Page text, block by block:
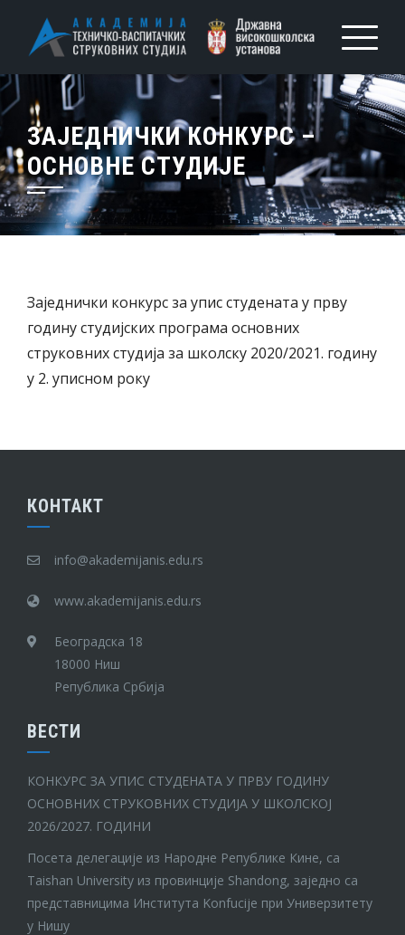
ЗАЈЕДНИЧКИ КОНКУРС –
ОСНОВНЕ СТУДИЈЕ
Заједнички конкурс за упис студената у прву
годину студијских програма основних
струковних студија за школску 2020/2021. годину
у 2. уписном року
КОНТАКТ
info@akademijanis.edu.rs
www.akademijanis.edu.rs
Београдска 18
18000 Ниш
Република Србија
ВЕСТИ
КОНКУРС ЗА УПИС СТУДЕНАТА У ПРВУ ГОДИНУ
ОСНОВНИХ СТРУКОВНИХ СТУДИЈА У ШКОЛСКОЈ
2026/2027. ГОДИНИ
Посета делегације из Народне Републике Кине, са
Taishan University из провинције Shandong, заједно са
представницима Института Konfucije при Универзитету
у Нишу